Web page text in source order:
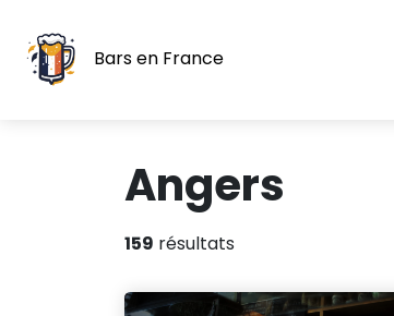
Bars en France
Angers
159 résultats